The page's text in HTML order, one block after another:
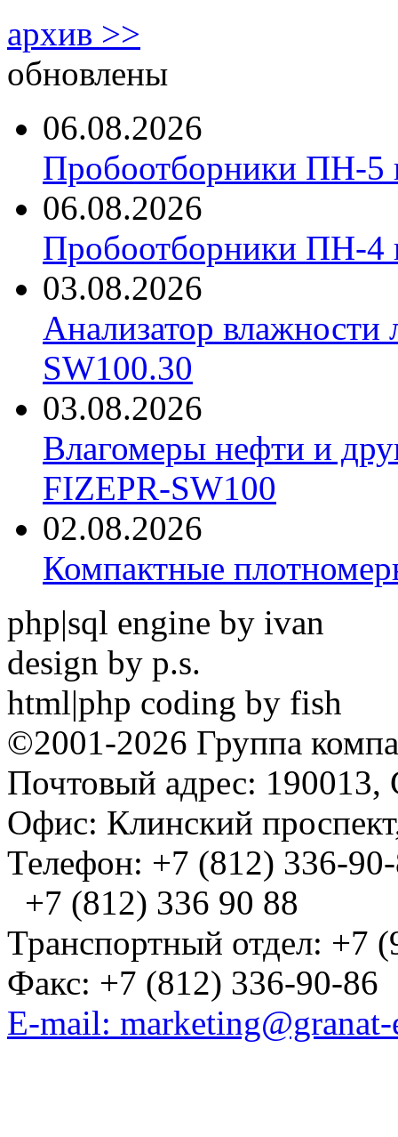
архив >>
обновлены
06.08.2026
Пробоотборники ПН-
06.08.2026
Пробоотборники ПН-
03.08.2026
Анализатор
SW100.30
03.08.2026
Влагомеры нефти и
FIZEPR-SW100
02.08.2026
Компактные
php|sql engine by ivan
design by p.s.
html|php coding by fish
©2001-2026 Группа
Почтовый адрес: 190013,
Офис: Клинский
Телефон: +7 (812) 336-
+7 (812) 336 90 88
Транспортный отдел: +7
Факс: +7 (812) 336-90-86
E-mail: